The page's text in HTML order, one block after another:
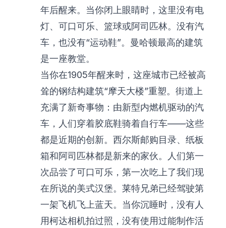
年后醒来。当你闭上眼睛时，这里没有电
灯、可口可乐、篮球或阿司匹林。没有汽
车，也没有“运动鞋”。曼哈顿最高的建筑
是一座教堂。
当你在1905年醒来时，这座城市已经被高
耸的钢结构建筑“摩天大楼”重塑。街道上
充满了新奇事物：由新型内燃机驱动的汽
车，人们穿着胶底鞋骑着自行车——这些
都是近期的创新。西尔斯邮购目录、纸板
箱和阿司匹林都是新来的家伙。人们第一
次品尝了可口可乐，第一次吃上了我们现
在所说的美式汉堡。莱特兄弟已经驾驶第
一架飞机飞上蓝天。当你沉睡时，没有人
用柯达相机拍过照，没有使用过能制作活